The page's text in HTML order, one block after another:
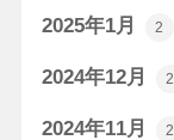
2025年1月 2
2024年12月 2
2024年11月 2